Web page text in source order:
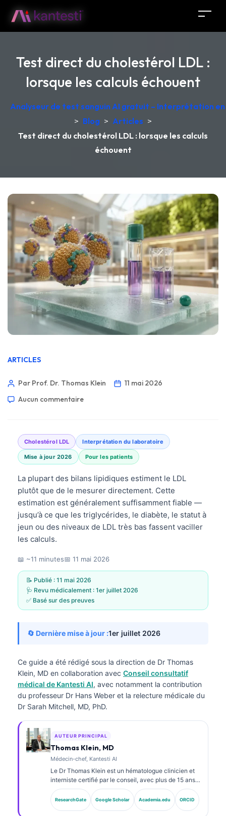
Test direct du cholestérol LDL :
lorsque les calculs échouent
Analyseur de test sanguin AI gratuit – Interprétation
> Blog > Articles >
Test direct du cholestérol LDL : lorsque les calculs
échouent
ARTICLES
Par Prof. Dr. Thomas Klein
11 mai 2026
Aucun commentaire
Cholestérol LDL Interprétation du laboratoire
Mise à jour 2026 Pour les patients
La plupart des bilans lipidiques estiment le LDL
plutôt que de le mesurer directement. Cette
estimation est généralement suffisamment fiable —
jusqu’à ce que les triglycérides, le diabète, le statut à
jeun ou des niveaux de LDL très bas fassent vaciller
les calculs.
📖 ~11 minutes📅 11 mai 2026
📝 Publié : 11 mai 2026
🩺 Revu médicalement : 1er juillet 2026
✅ Basé sur des preuves
🔄 Dernière mise à jour :1er juillet 2026
Ce guide a été rédigé sous la direction de Dr Thomas
Klein, MD en collaboration avec Conseil consultatif
médical de Kantesti AI, avec notamment la contribution
du professeur Dr Hans Weber et la relecture médicale du
Dr Sarah Mitchell, MD, PhD.
AUTEUR PRINCIPAL
Thomas Klein, MD
Médecin-chef, Kantesti AI
Le Dr Thomas Klein est un hématologue clinicien et
interniste certifié par le conseil, avec plus de 15 ans
d’expérience en médecine de laboratoire et en
analyse clinique assistée par l’IA. En tant que
directeur médical (Chief Medical Officer) chez
ResearchGate Google Scholar Academia.edu ORCID